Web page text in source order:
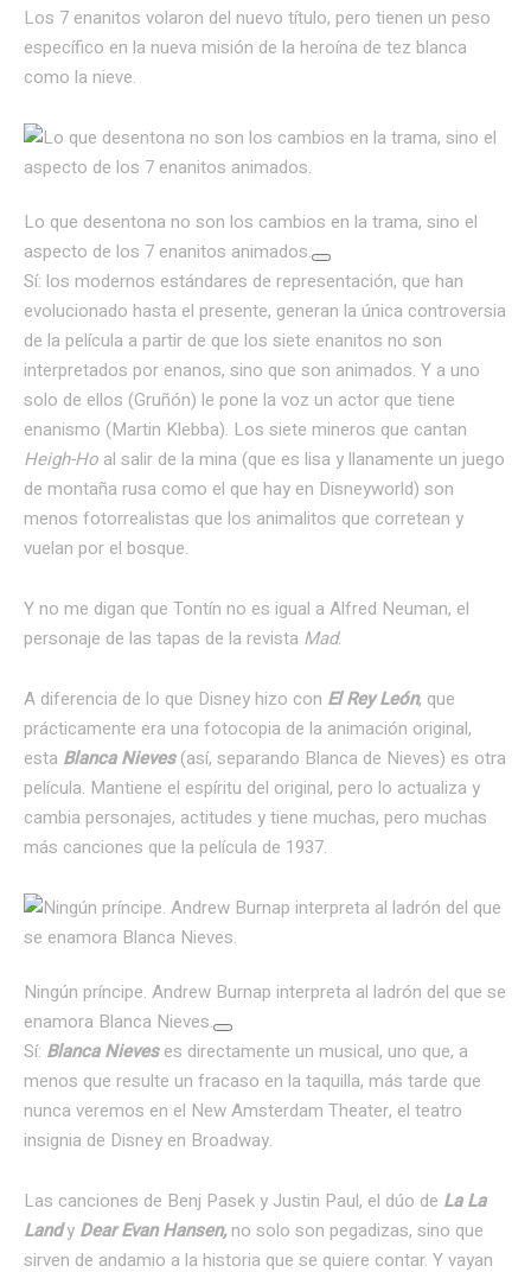
Los 7 enanitos volaron del nuevo título, pero tienen un peso
específico en la nueva misión de la heroína de tez blanca
como la nieve.
Lo que desentona no son los cambios en la trama, sino el
aspecto de los 7 enanitos animados.
Sí: los modernos estándares de representación, que han
evolucionado hasta el presente, generan la única controversia
de la película a partir de que los siete enanitos no son
interpretados por enanos, sino que son animados. Y a uno
solo de ellos (Gruñón) le pone la voz un actor que tiene
enanismo (Martin Klebba). Los siete mineros que cantan
Heigh-Ho al salir de la mina (que es lisa y llanamente un juego
de montaña rusa como el que hay en Disneyworld) son
menos fotorrealistas que los animalitos que corretean y
vuelan por el bosque.
Y no me digan que Tontín no es igual a Alfred Neuman, el
personaje de las tapas de la revista Mad.
A diferencia de lo que Disney hizo con El Rey León, que
prácticamente era una fotocopia de la animación original,
esta Blanca Nieves(así, separando Blanca de Nieves) es otra
película. Mantiene el espíritu del original, pero lo actualiza y
cambia personajes, actitudes y tiene muchas, pero muchas
más canciones que la película de 1937.
Ningún príncipe. Andrew Burnap interpreta al ladrón del que se
enamora Blanca Nieves.
Sí: Blanca Nieveses directamente un musical, uno que, a
menos que resulte un fracaso en la taquilla, más tarde que
nunca veremos en el New Amsterdam Theater, el teatro
insignia de Disney en Broadway.
Las canciones de Benj Pasek y Justin Paul, el dúo de La La
Landy Dear Evan Hansen,no solo son pegadizas, sino que
sirven de andamio a la historia que se quiere contar. Y vayan